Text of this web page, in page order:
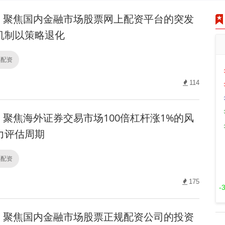
聚焦国内金融市场股票网上配资平台的突发
制以策略退化
资
114
聚焦海外证券交易市场100倍杠杆涨1%的风
评估周期
资
175
聚焦国内金融市场股票正规配资公司的投资
-